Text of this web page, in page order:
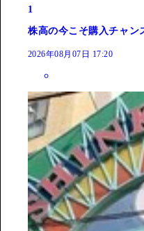
1
株高の今こそ購入チャン
2026年08月07日 17:20